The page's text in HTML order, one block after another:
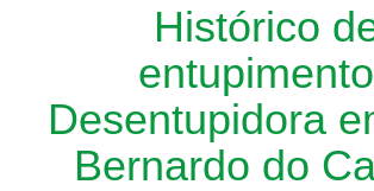
Histórico
Desentupidora
Bernardo do